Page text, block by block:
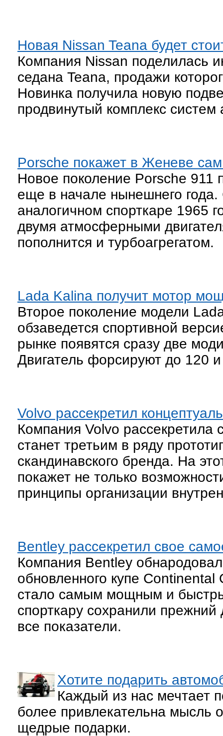
Новая Nissan Teana будет
Компания Nissan поделилась
седана Teana, продажи
Новинка получила новую
продвинутый комплекс систем
Porsche покажет в Женеве
Новое поколение Porsche 911
еще в начале нынешнего
аналогичном спорткаре 1965
двумя атмосферными
пополнится и турбоагрегатом.
Lada Kalina получит мотор
Второе поколение модели
обзаведется спортивной
рынке появятся сразу две
Двигатель форсируют до 120
Volvo рассекретил
Компания Volvo рассекретила
станет третьим в ряду
скандинавского бренда. На
покажет не только
принципы организации
Bentley рассекретил свое
Компания Bentley
обновленного купе
стало самым мощным и
спорткару сохранили прежний
все показатели.
Хотите подарить
Каждый из нас мечтает
более привлекательна мысль
щедрые подарки.